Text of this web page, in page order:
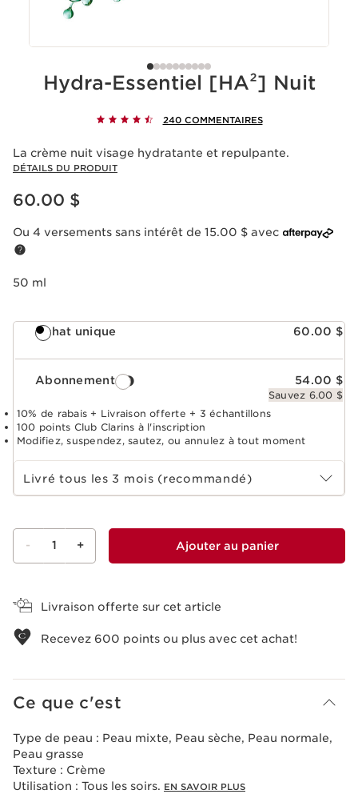
Hydra-Essentiel [HA²] Nuit
240 COMMENTAIRES
La crème nuit visage hydratante et repulpante.
DÉTAILS DU PRODUIT
Nouveau prix 60.00 $
60.00 $
Ou 4 versements sans intérêt de 15.00 $ avec
50 ml
Achat unique 60.00 $
Abonnement 54.00 $
Sauvez 6.00 $
10% de rabais + Livraison offerte + 3 échantillons
100 points Club Clarins à l'inscription
Modifiez, suspendez, sautez, ou annulez à tout moment
Choisir la période d''abonnement
Livré tous les 3 mois (recommandé)
- 1 + Ajouter au panier
Livraison offerte sur cet article
Recevez 600 points ou plus avec cet achat!
Ce que c'est
Type de peau : Peau mixte, Peau sèche, Peau normale,
Peau grasse
Texture : Crème
Utilisation : Tous les soirs. EN SAVOIR PLUS